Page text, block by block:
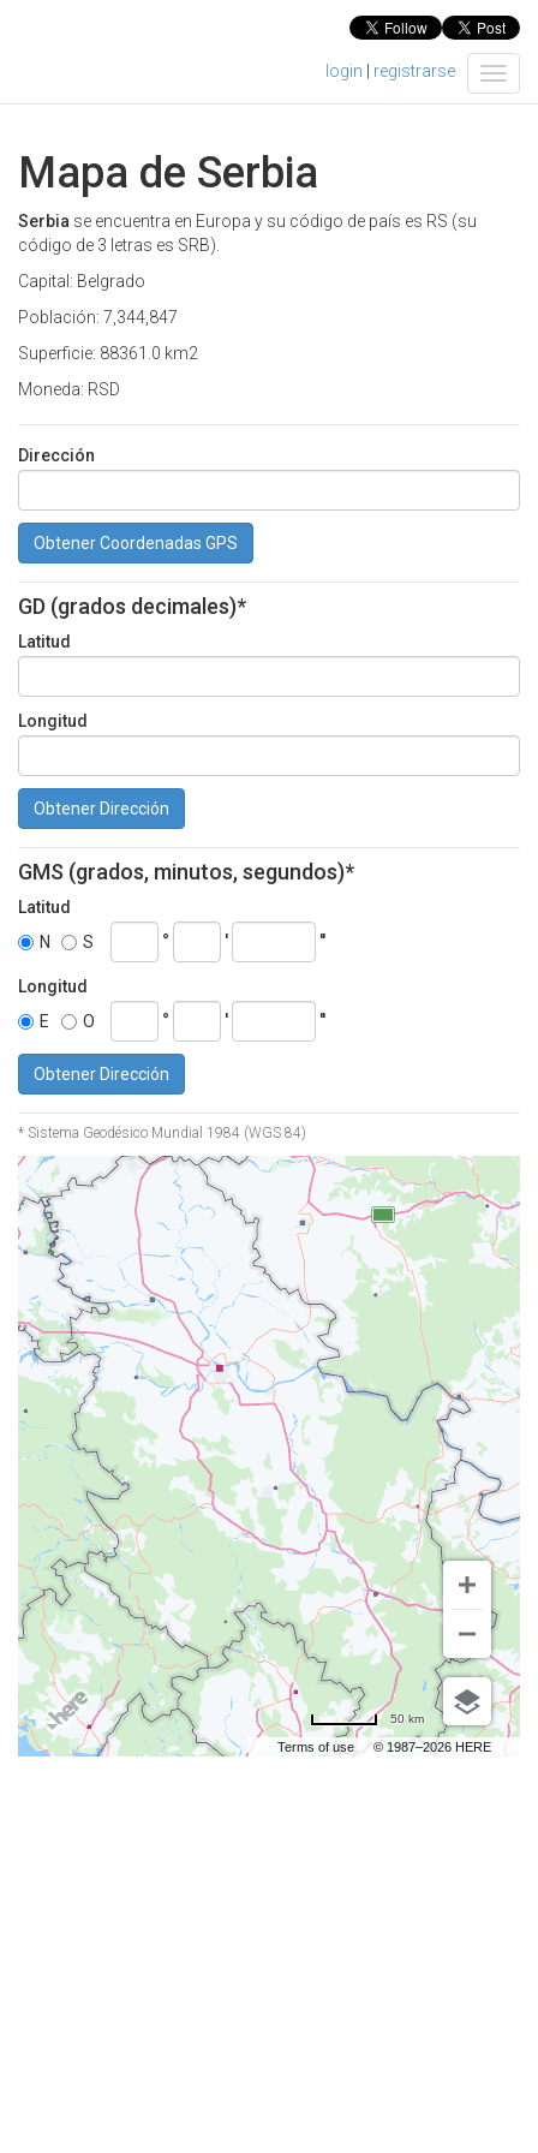
T
o
login registrarse
Mapa de Serbia
Serbia se encuentra en Europa y su código de país es RS (su
código de 3 letras es SRB).
Capital: Belgrado
Población: 7,344,847
Superficie: 88361.0 km2
Moneda: RSD
Dirección
Obtener Coordenadas GPS
GD (grados decimales)*
Latitud
Longitud
Obtener Dirección
GMS (grados, minutos, segundos)*
Latitud
N
S ° ' ''
Longitud
E
O ° ' ''
Obtener Dirección
* Sistema Geodésico Mundial 1984 (WGS 84)
Terms of use © 1987–2026 HERE
50 km